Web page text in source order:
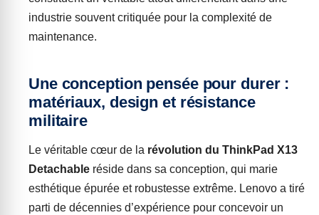
industrie souvent critiquée pour la complexité de
maintenance.
Une conception pensée pour durer :
matériaux, design et résistance
militaire
Le véritable cœur de la révolution du ThinkPad X13
Detachable réside dans sa conception, qui marie
esthétique épurée et robustesse extrême. Lenovo a tiré
parti de décennies d’expérience pour concevoir un